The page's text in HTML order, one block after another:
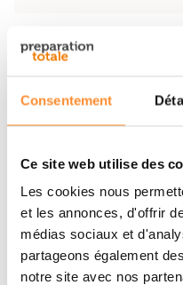
Consentement
Ce site web utilise des
Les cookies nous
et les annonces, d'offrir
médias sociaux et
partageons également
notre site avec nos
Tons CTCSS
Codes DCS